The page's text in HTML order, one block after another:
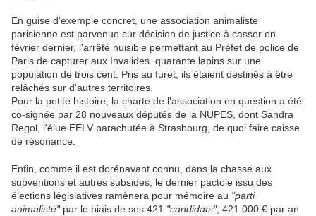
En guise d'exemple concret, une association animaliste
parisienne est parvenue sur décision de justice à casser en
février dernier, l'arrêté nuisible permettant au Préfet de police de
Paris de capturer aux Invalides quarante lapins sur une
population de trois cent. Pris au furet, ils étaient destinés à être
relâchés sur d'autres territoires.
Pour la petite histoire, la charte de l'association en question a été
co-signée par 28 nouveaux députés de la NUPES, dont Sandra
Regol, l'élue EELV parachutée à Strasbourg, de quoi faire caisse
de résonance.
Enfin, comme il est dorénavant connu, dans la chasse aux
subventions et autres subsides, le dernier pactole issu des
élections législatives ramènera pour mémoire au "parti
animaliste"par le biais de ses 421 "candidats", 421.000 € par an